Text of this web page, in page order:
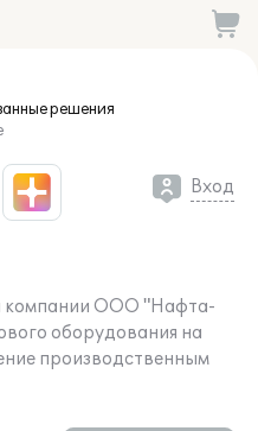
решения
Вход
компании ООО "Нафта-
оборудования на
производственным